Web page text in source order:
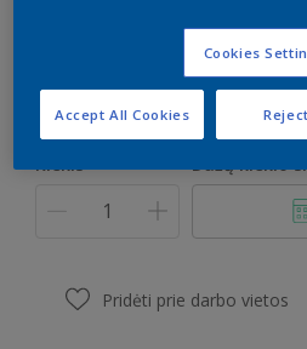
1 l
Pridėti prie darbo vietos
Cookies
Accept All Cookies